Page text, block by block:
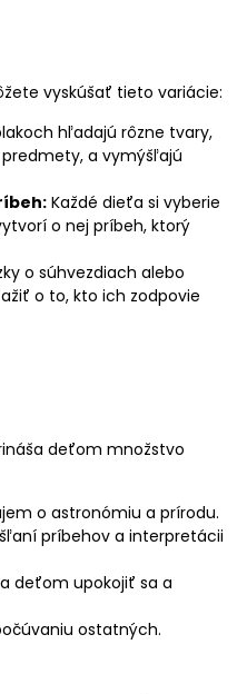
vyskúšať tieto variácie:
hľadajú rôzne tvary,
a vymýšľajú
Každé dieťa si vyberie
o nej príbeh, ktorý
o súhvezdiach alebo
o to, kto ich zodpovie
deťom množstvo
o astronómiu a prírodu.
príbehov a interpretácii
deťom upokojiť sa a
ostatných.